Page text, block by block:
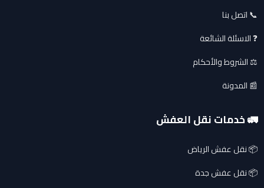
📞 اتصل بنا
❓ الاسئلة الشائعة
⚖️ الشروط والأحكام
📰 المدونة
🚛 خدمات نقل العفش
📦 نقل عفش الرياض
📦 نقل عفش جدة